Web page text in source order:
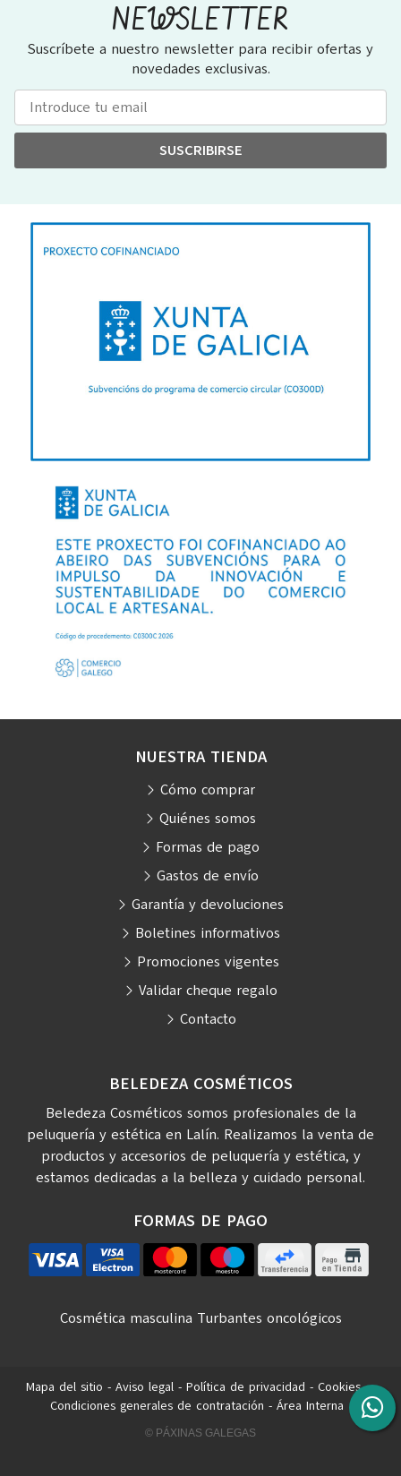
NEWSLETTER
Suscríbete a nuestro newsletter para recibir ofertas y
novedades exclusivas.
SUSCRIBIRSE
BELEDEZA COSMÉTICOS
Beledeza Cosméticos somos profesionales de la
peluquería y estética en Lalín. Realizamos la venta de
productos y accesorios de peluquería y estética, y
estamos dedicadas a la belleza y cuidado personal.
FORMAS DE PAGO
NUESTRA TIENDA
Cómo comprar
Quiénes somos
Formas de pago
Gastos de envío
Garantía y devoluciones
Boletines informativos
Promociones vigentes
Validar cheque regalo
Contacto
Cosmética masculina Turbantes oncológicos
Mapa del sitio - Aviso legal- Política de privacidad - Cookies-
Condiciones generales de contratación - Área Interna
© PÁXINAS GALEGAS